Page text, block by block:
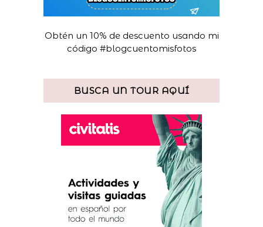
Obtén un 10% de descuento usando mi
código #blogcuentomisfotos
BUSCA UN TOUR AQUÍ